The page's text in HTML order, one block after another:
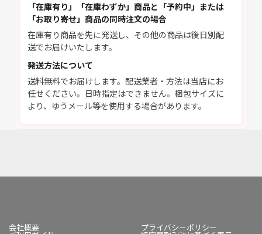
「在庫有り」「在庫わずか」商品と「予約中」または
「お取り寄せ」商品の同時注文の場合
在庫有り商品を先に発送し、その他の商品は後日別配
送でお届けいたします。
発送方法について
送料無料でお届けします。配送業者・方法は当店にお
任せください。日時指定はできません。梱包サイズに
より、ゆうメール等を使用する場合があります。
会社概要 プライバシーポリシー